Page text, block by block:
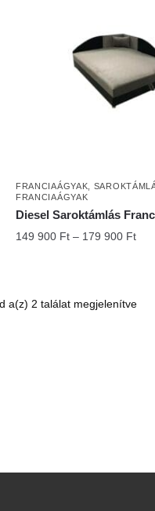
FRANCIAÁGYAK
FRANCIAÁGYAK
Diesel Saroktámlás
149 900 Ft – 179 900 Ft
179
a
a(z) 2 találat megjelenítve